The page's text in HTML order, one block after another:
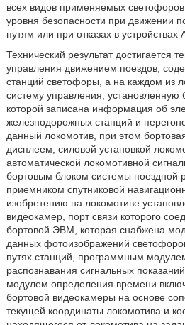
всех видов применяемых
уровня безопасности при движении
путям или при отказах в устройствах
Технический результат достигается
управления движением поездов,
станций светофоры, а на каждом из
систему управления,
которой записана информация об
железнодорожных станций и
данный локомотив, при этом
дисплеем, силовой установкой
автоматической локомотивной
бортовым блоком системы поездной
приемником спутниковой
изобретению на локомотиве
видеокамер, порт связи которого
бортовой ЭВМ, которая снабжена
данных фотоизображений
путях станций, программным
распознавания сигнальных
модулем определения времени
бортовой видеокамеры на основе
текущей координаты локомотива и